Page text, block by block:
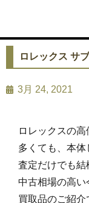
ロレックス サ
3月 24, 2021
ロレックスの
多くても、本
査定だけでも結
中古相場の高い
買取品のご紹介